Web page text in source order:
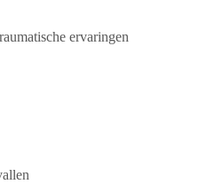
ervaringen